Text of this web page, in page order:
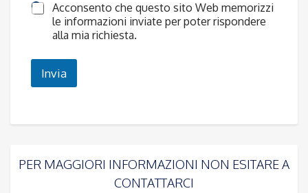
Acconsento che questo sito Web memorizzi
le informazioni inviate per poter rispondere
alla mia richiesta.
Invia
PER MAGGIORI INFORMAZIONI NON ESITARE A
CONTATTARCI